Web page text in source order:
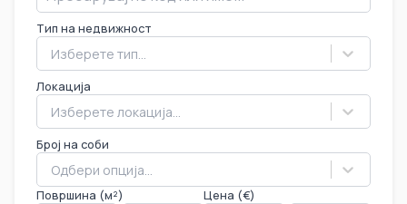
Тип на недвижност
Изберете тип...
Локација
Изберете локација...
Број на соби
Одбери опција...
Површина (м²) Цена (€)